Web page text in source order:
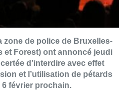
zone de police de Bruxelles-
et Forest) ont annoncé jeudi
d’interdire avec effet
et l’utilisation de pétards
6 février prochain.